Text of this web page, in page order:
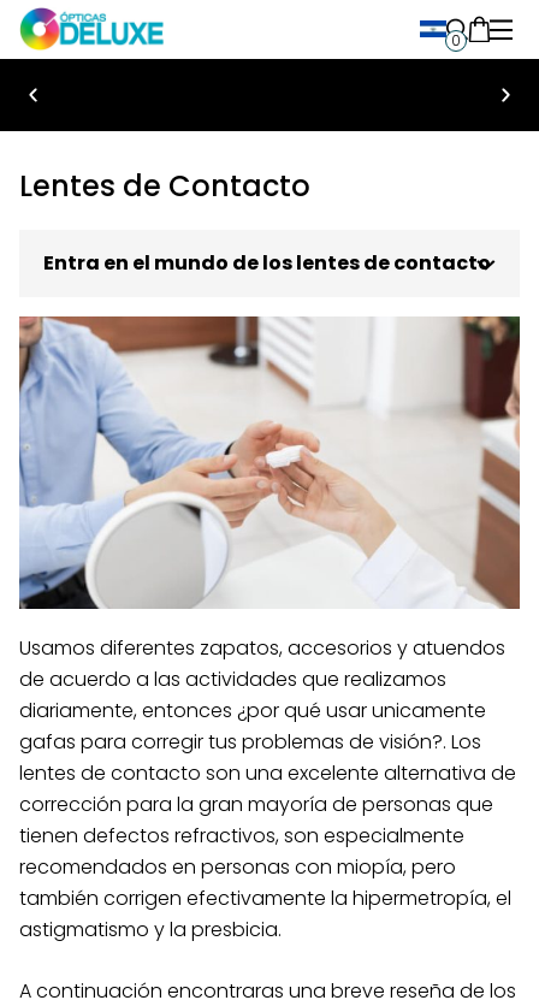
0
Bienvenido a Ópticas Deluxe
Lentes de Contacto
Entra en el mundo de los lentes de contacto
Usamos diferentes zapatos, accesorios y atuendos
de acuerdo a las actividades que realizamos
diariamente, entonces ¿por qué usar unicamente
gafas para corregir tus problemas de visión?. Los
lentes de contacto son una excelente alternativa de
corrección para la gran mayoría de personas que
tienen defectos refractivos, son especialmente
recomendados en personas con miopía, pero
también corrigen efectivamente la hipermetropía, el
astigmatismo y la presbicia.
A continuación encontraras una breve reseña de los